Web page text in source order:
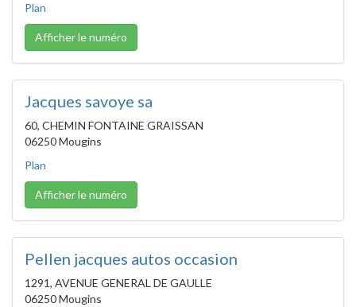
Plan
Afficher le numéro
Jacques savoye sa
60, CHEMIN FONTAINE GRAISSAN
06250 Mougins
Plan
Afficher le numéro
Pellen jacques autos occasion
1291, AVENUE GENERAL DE GAULLE
06250 Mougins